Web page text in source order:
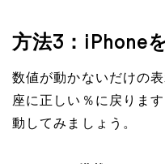
方法3：iPhone
数値が動かないだけの
座に正しい％に戻りま
動してみましょう。